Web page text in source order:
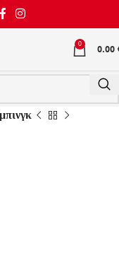
0 0.00